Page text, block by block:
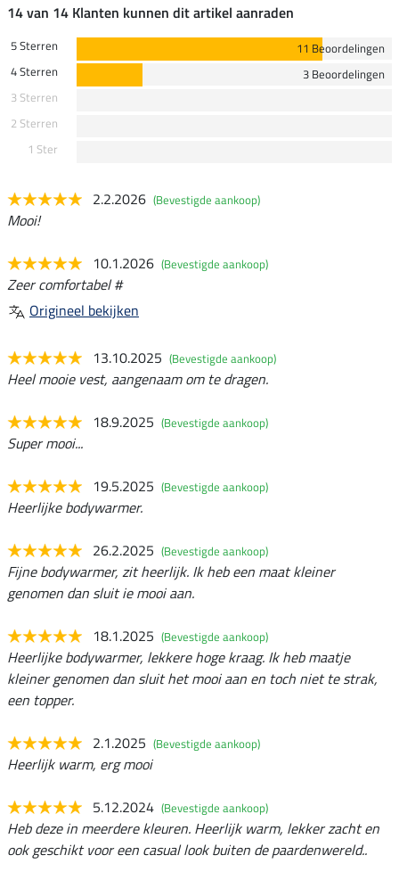
14 van 14 Klanten kunnen dit artikel aanraden
5 Sterren
11 Beoordelingen
4 Sterren
3 Beoordelingen
3 Sterren
2 Sterren
1 Ster
2.2.2026 (Bevestigde aankoop)
Mooi!
10.1.2026 (Bevestigde aankoop)
Zeer comfortabel #
Origineel bekijken
13.10.2025 (Bevestigde aankoop)
Heel mooie vest, aangenaam om te dragen.
18.9.2025 (Bevestigde aankoop)
Super mooi...
19.5.2025 (Bevestigde aankoop)
Heerlijke bodywarmer.
26.2.2025 (Bevestigde aankoop)
Fijne bodywarmer, zit heerlijk. Ik heb een maat kleiner
genomen dan sluit ie mooi aan.
18.1.2025 (Bevestigde aankoop)
Heerlijke bodywarmer, lekkere hoge kraag. Ik heb maatje
kleiner genomen dan sluit het mooi aan en toch niet te strak,
een topper.
2.1.2025 (Bevestigde aankoop)
Heerlijk warm, erg mooi
5.12.2024 (Bevestigde aankoop)
Heb deze in meerdere kleuren. Heerlijk warm, lekker zacht en
ook geschikt voor een casual look buiten de paardenwereld..